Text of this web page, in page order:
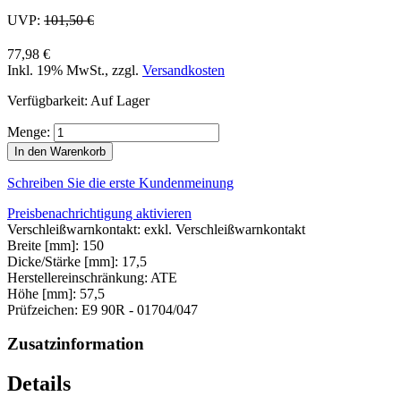
UVP: 101,50 €
77,98 €
Inkl. 19% MwSt., zzgl. Versandkosten
Verfügbarkeit: Auf Lager
Menge:
In den Warenkorb
Schreiben Sie die erste Kundenmeinung
Preisbenachrichtigung aktivieren
Verschleißwarnkontakt: exkl. Verschleißwarnkontakt
Breite [mm]: 150
Dicke/Stärke [mm]: 17,5
Herstellereinschränkung: ATE
Höhe [mm]: 57,5
Prüfzeichen: E9 90R - 01704/047
Zusatzinformation
Details